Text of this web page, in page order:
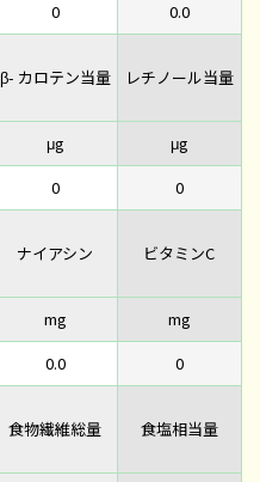
0 0.0
β- カロテン当量
μg
0
レチノール当量
μg
0
ナイアシン
mg
0.0
ビタミンC
mg
0
食物繊維総量 食塩相当量